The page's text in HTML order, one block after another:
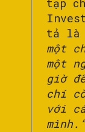
tạp
tả là
một
một
giờ
chí
với